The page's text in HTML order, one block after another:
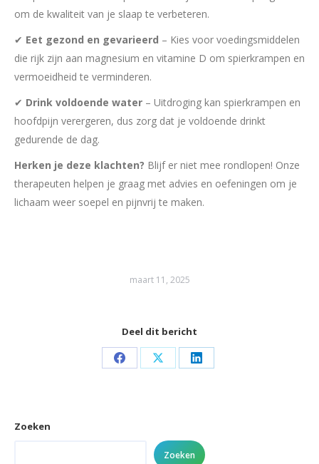
om de kwaliteit van je slaap te verbeteren.
✔ Eet gezond en gevarieerd – Kies voor voedingsmiddelen
die rijk zijn aan magnesium en vitamine D om spierkrampen en
vermoeidheid te verminderen.
✔ Drink voldoende water – Uitdroging kan spierkrampen en
hoofdpijn verergeren, dus zorg dat je voldoende drinkt
gedurende de dag.
Herken je deze klachten? Blijf er niet mee rondlopen! Onze
therapeuten helpen je graag met advies en oefeningen om je
lichaam weer soepel en pijnvrij te maken.
maart 11, 2025
Deel dit bericht
Share Share Share
Zoeken
Zoeken